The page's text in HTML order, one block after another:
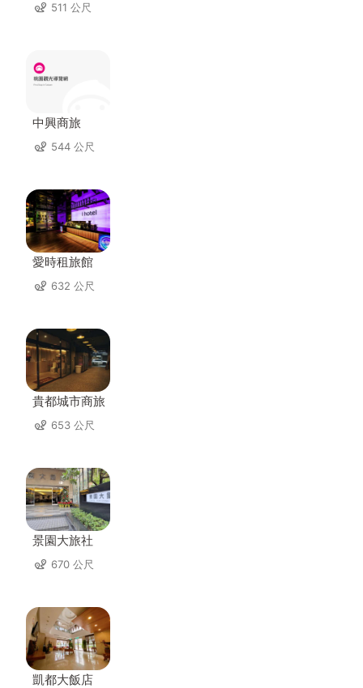
511 公尺
中興商旅
544 公尺
愛時租旅館
632 公尺
貴都城市商旅
653 公尺
景園大旅社
670 公尺
凱都大飯店